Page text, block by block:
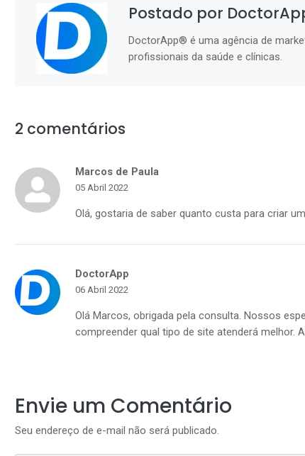
Postado por
DoctorApp® é uma agência de
profissionais da saúde e clínicas.
2 comentários
Marcos de Paula
05 Abril 2022
Olá, gostaria de saber quanto custa para criar
DoctorApp
06 Abril 2022
Olá Marcos, obrigada pela consulta. Nossos
compreender qual tipo de site atenderá melhor.
Envie um Comentário
Seu endereço de e-mail não será publicado.